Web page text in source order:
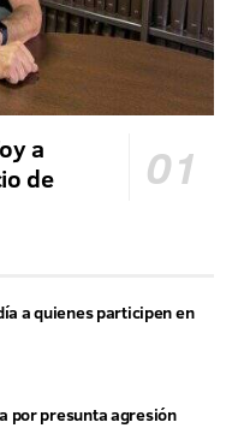
a
de
a quienes participen en
por presunta agresión